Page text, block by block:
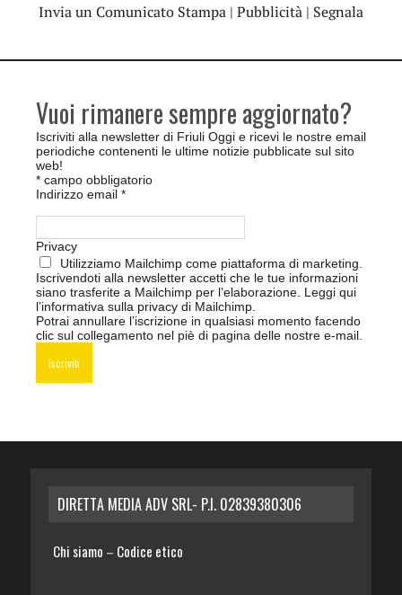
Invia un Comunicato Stampa | Pubblicità | Segnala
Vuoi rimanere sempre aggiornato?
Iscriviti alla newsletter di Friuli Oggi e ricevi le nostre email
periodiche contenenti le ultime notizie pubblicate sul sito
web!
* campo obbligatorio
Indirizzo email *
Privacy
Utilizziamo Mailchimp come piattaforma di marketing.
Iscrivendoti alla newsletter accetti che le tue informazioni
siano trasferite a Mailchimp per l’elaborazione. Leggi qui
l’informativa sulla privacy di Mailchimp
Potrai annullare l’iscrizione in qualsiasi momento facendo
clic sul collegamento nel piè di pagina delle nostre e-mail.
DIRETTA MEDIA ADV SRL- P.I. 02839380306
Chi siamo – Codice etico